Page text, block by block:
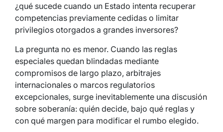
¿qué sucede cuando un Estado intenta recuperar
competencias previamente cedidas o limitar
privilegios otorgados a grandes inversores?
La pregunta no es menor. Cuando las reglas
especiales quedan blindadas mediante
compromisos de largo plazo, arbitrajes
internacionales o marcos regulatorios
excepcionales, surge inevitablemente una discusión
sobre soberanía: quién decide, bajo qué reglas y
con qué margen para modificar el rumbo elegido.